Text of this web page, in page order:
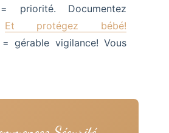
priorité. Documentez
Et protégez bébé!
gérable vigilance! Vous